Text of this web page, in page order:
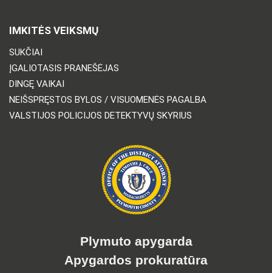
IMKITĖS VEIKSMŲ
SUKČIAI
ĮGALIOTASIS PRANEŠĖJAS
DINGĘ VAIKAI
NEIŠSPRĘSTOS BYLOS / VISUOMENĖS PAGALBA
VALSTIJOS POLICIJOS DETEKTYVŲ SKYRIUS
Plymuto apygarda
Apygardos prokuratūra